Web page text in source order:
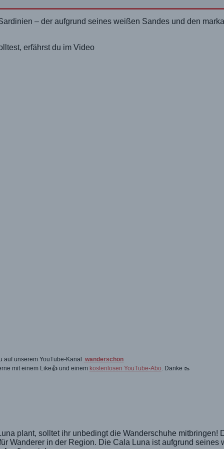
– der aufgrund seines weißen Sandes und den
erfährst du im Video
auf unserem YouTube-Kanal
wanderschön
mit einem Like👍 und einem kostenlosen YouTube-Abo. Danke 🥾
plant, solltet ihr unbedingt die Wanderschuhe mitbringen!
Wanderer in der Region. Die Cala Luna ist aufgrund seines